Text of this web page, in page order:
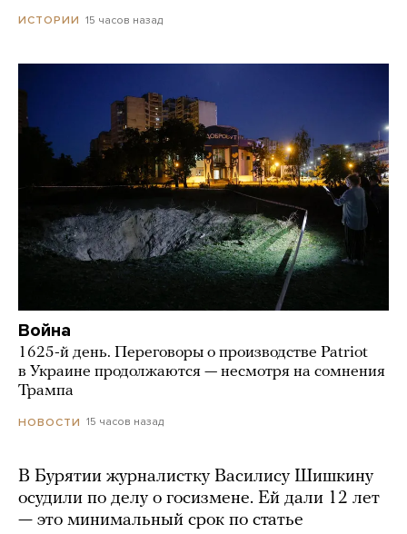
ИСТОРИИ 15 часов назад
Война
1625-й день. Переговоры о производстве Patriot
в Украине продолжаются — несмотря на сомнения
Трампа
НОВОСТИ 15 часов назад
В Бурятии журналистку Василису Шишкину
осудили по делу о госизмене. Ей дали 12 лет
— это минимальный срок по статье